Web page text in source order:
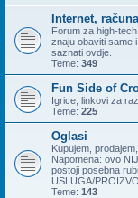
Internet,
Forum za high-
znaju obaviti same
saznati ovdje.
Teme: 349
Fun Side of
Igrice, linkovi za
Teme: 225
Oglasi
Kupujem,
Napomena: ovo
postoji posebna
USLUGA/
Teme: 143